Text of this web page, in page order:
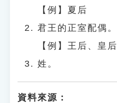
【例】夏后
君王的正室配偶。
【例】王后、皇后
姓。
資料來源：